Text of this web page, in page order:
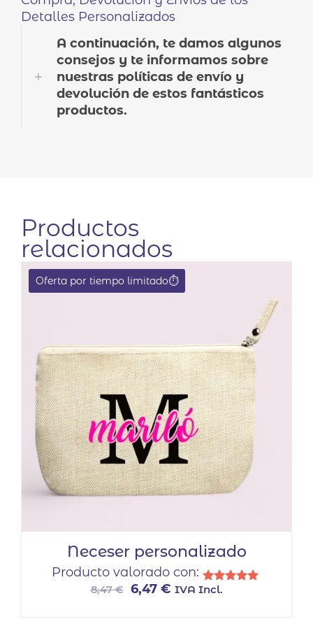
Detalles Personalizados
A continuación, te damos algunos
consejos y te informamos sobre
nuestras políticas de envío y
devolución de estos fantásticos
productos.
Productos
relacionados
EN OFERTA
Oferta por tiempo limitado⏱️
Neceser personalizado
Producto valorado con:
Valorado
8,47€ El
6,47 €El
IVA Incl.